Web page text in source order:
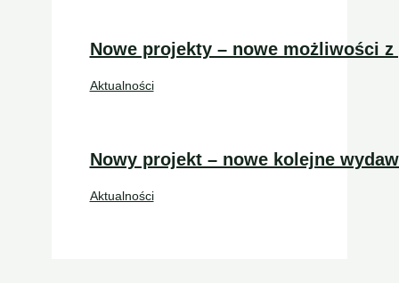
Nowe projekty – nowe możliwości
Aktualności
Nowy projekt – nowe kolejne
Aktualności